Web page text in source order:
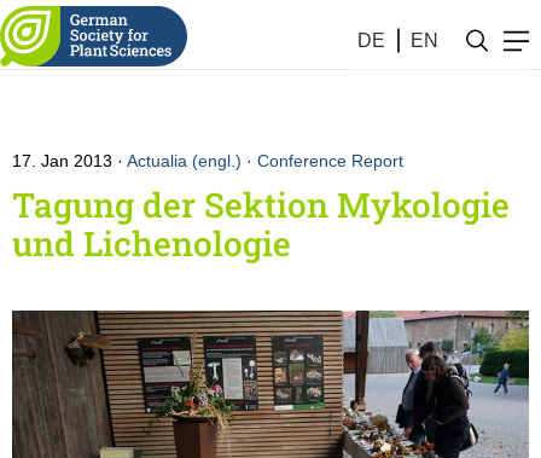
DE EN
17. Jan 2013 Actualia (engl.) · Conference Report
Tagung der Sektion Mykologie
und Lichenologie